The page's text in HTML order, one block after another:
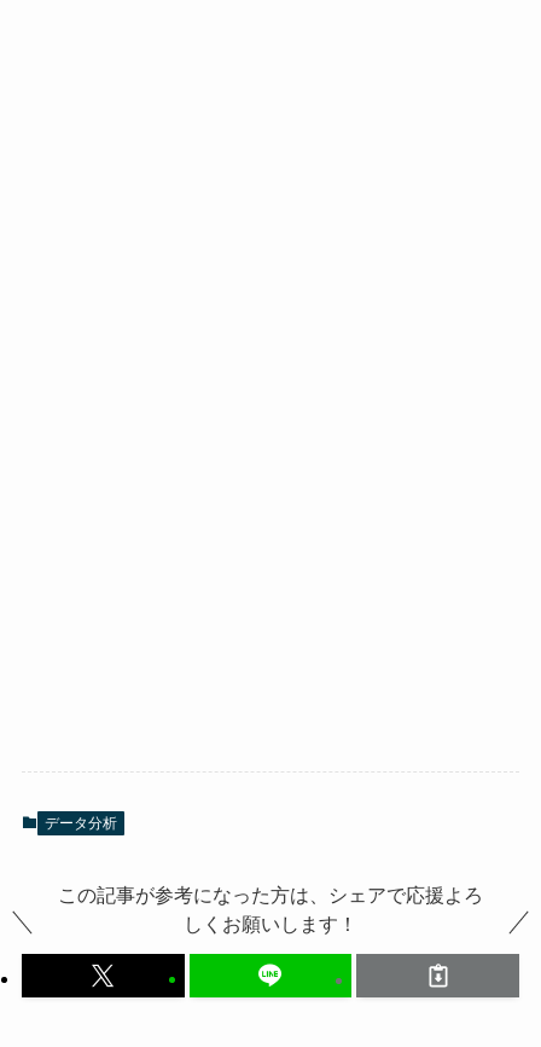
データ分析
この記事が参考になった方は、シェアで応援よろ
しくお願いします！